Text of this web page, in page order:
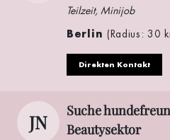
Teilzeit, Minijob
Berlin (Radius: 30
Direkten Kontakt
JN
Suche
Beautysektor